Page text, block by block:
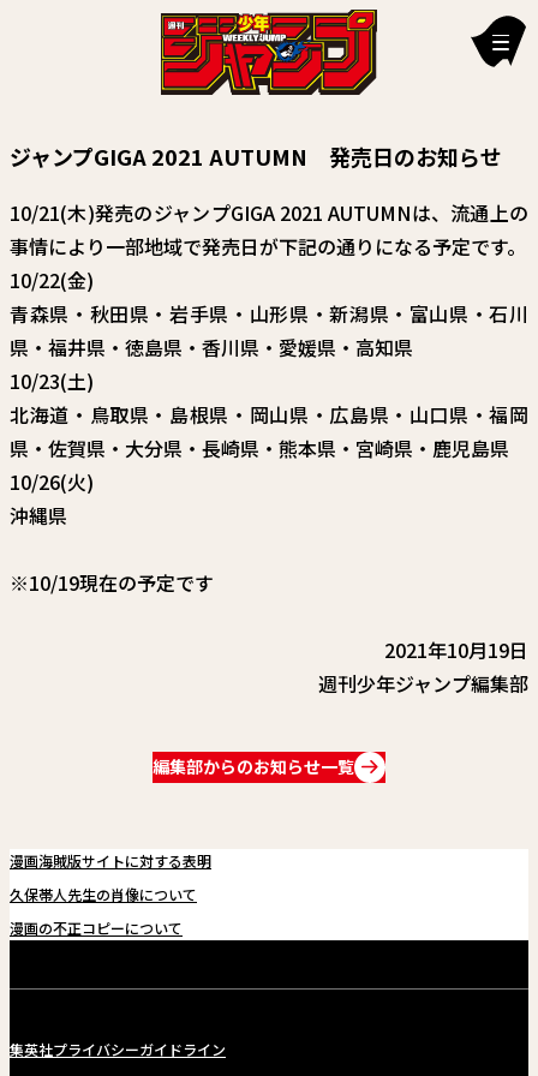
お知らせ
連載作品
雑誌
定期購読
イチオシ情報
漫画賞
関連リンク
ジャンプGIGA 2021 AUTUMN 発売日のお知らせ
10/21(木)発売のジャンプGIGA 2021 AUTUMNは、流通上の
事情により一部地域で発売日が下記の通りになる予定です。
10/22(金)
青森県・秋田県・岩手県・山形県・新潟県・富山県・石川
県・福井県・徳島県・香川県・愛媛県・高知県
10/23(土)
北海道・鳥取県・島根県・岡山県・広島県・山口県・福岡
県・佐賀県・大分県・長崎県・熊本県・宮崎県・鹿児島県
10/26(火)
沖縄県
※10/19現在の予定です
2021年10月19日
週刊少年ジャンプ編集部
編集部からのお知らせ一覧
漫画海賊版サイトに対する表明
久保帯人先生の肖像について
漫画の不正コピーについて
集英社プライバシーガイドライン